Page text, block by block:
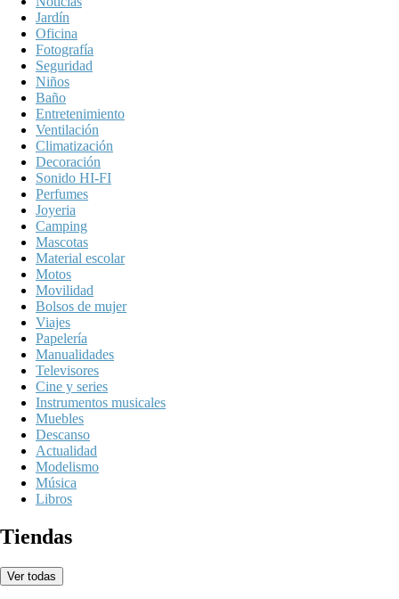
Jardín
Oficina
Fotografía
Seguridad
Niños
Baño
Entretenimiento
Ventilación
Climatización
Decoración
Sonido HI-FI
Perfumes
Joyeria
Camping
Mascotas
Material escolar
Motos
Movilidad
Bolsos de mujer
Viajes
Papelería
Manualidades
Televisores
Cine y series
Instrumentos musicales
Muebles
Descanso
Actualidad
Modelismo
Música
Libros
Tiendas
Ver todas